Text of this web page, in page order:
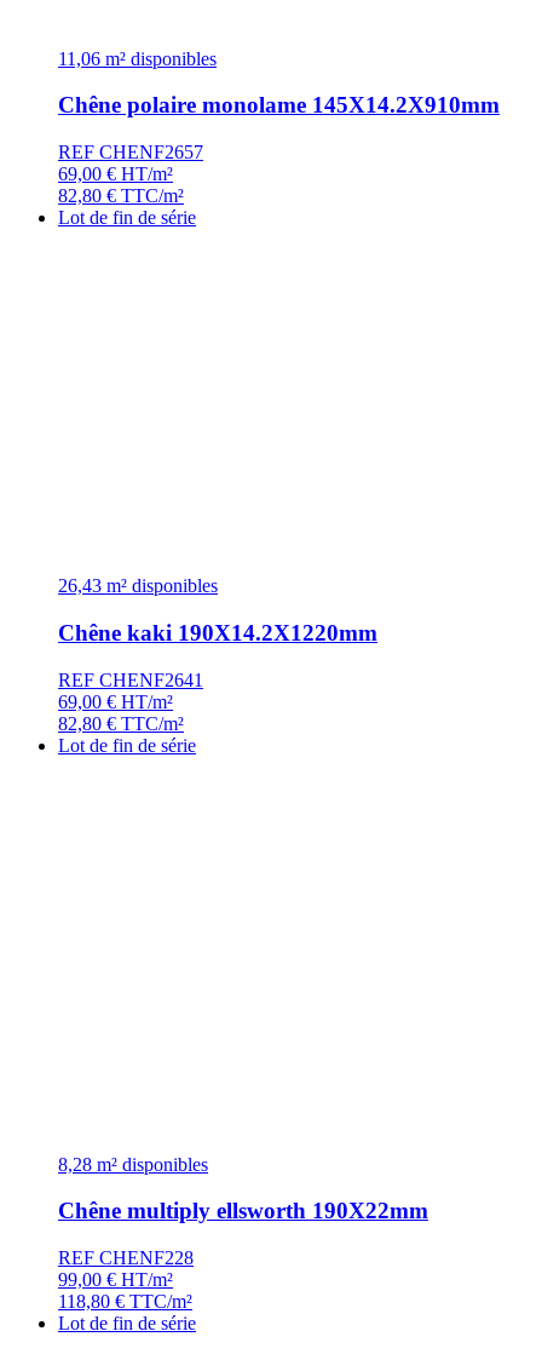
11,06 m² disponibles
Chêne polaire monolame 145X14.2X910mm
REF CHENF2657
69,00 € HT/m²
82,80 € TTC/m²
Lot de fin de série
26,43 m² disponibles
Chêne kaki 190X14.2X1220mm
REF CHENF2641
69,00 € HT/m²
82,80 € TTC/m²
Lot de fin de série
8,28 m² disponibles
Chêne multiply ellsworth 190X22mm
REF CHENF228
99,00 € HT/m²
118,80 € TTC/m²
Lot de fin de série